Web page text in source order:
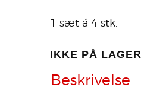
1 sæt á 4 stk.
IKKE PÅ LAGER
Beskrivelse